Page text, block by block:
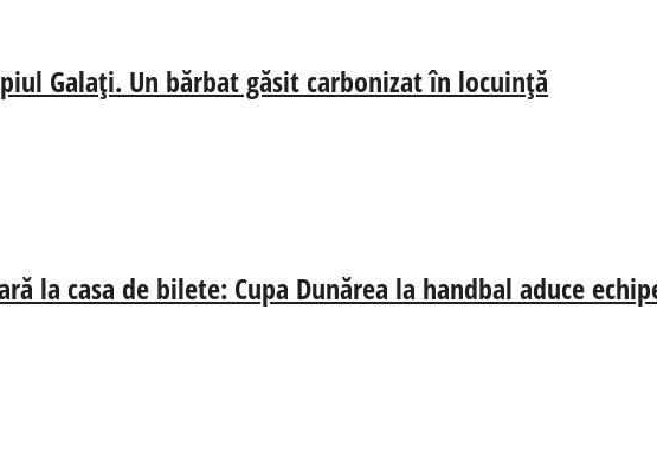
Galați. Un bărbat găsit carbonizat în locuință
la casa de bilete: Cupa Dunărea la handbal aduce